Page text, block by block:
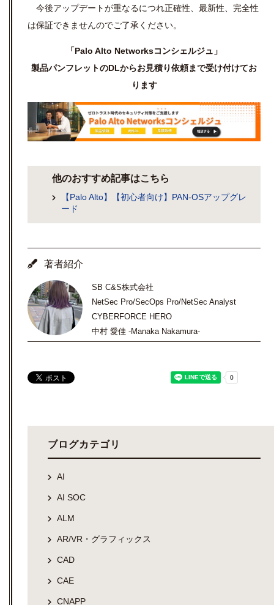
今後アップデートが重なるにつれ正確性、最新性、完全性
は保証できませんのでご了承ください。
「Palo Alto Networksコンシェルジュ」
製品パンフレットのDLからお見積り依頼まで受け付けてお
ります
他のおすすめ記事はこちら
【Palo Alto】【初心者向け】PAN-OSアップグレ
ード
著者紹介
SB C&S株式会社
NetSec Pro/SecOps Pro/NetSec Analyst
CYBERFORCE HERO
中村 愛佳 -Manaka Nakamura-
ブログカテゴリ
AI
AI SOC
ALM
AR/VR・グラフィックス
CAD
CAE
CNAPP